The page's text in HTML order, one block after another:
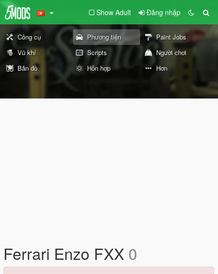
Show Adult Đăng nhập
Công cụ Phương tiện
Paint Jobs
Vũ khí
Scripts
Người chơi
Bản đồ
Hỗn hợp Hơn
Ferrari Enzo FXX 0